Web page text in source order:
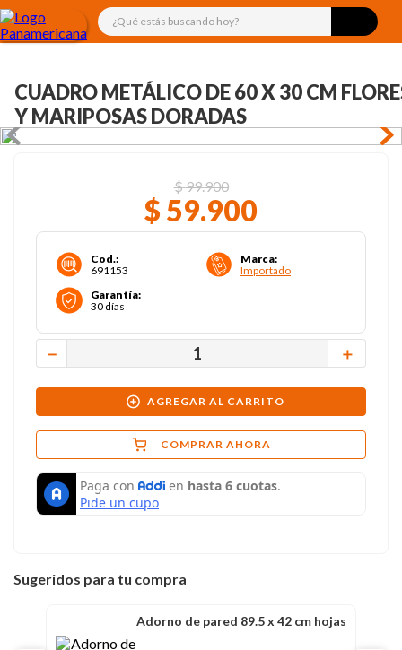
¿Qué estás buscando hoy?
CUADRO METÁLICO DE 60 X 30 CM
Y MARIPOSAS DORADAS
$99.900
$ 59.900
Cod.:
691153
Marca:
Importado
Garantía:
30 días
＋
－
AGREGAR AL CARRITO
COMPRAR AHORA
Sugeridos para tu compra
Adorno de pared 89.5 x 42 cm hojas